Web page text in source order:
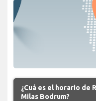
¿Cuá es el horario de
Milas Bodrum?